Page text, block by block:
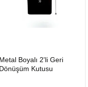
GÖNDERİ
Metal Boyalı 2'li Geri
Dönüşüm Kutusu